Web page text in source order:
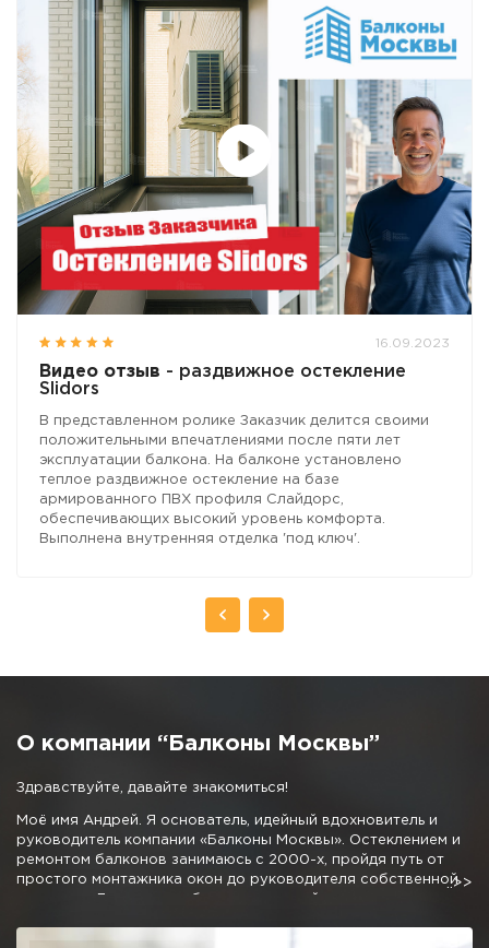
16.09.2023
Видео отзыв - раздвижное остекление
Slidors
В представленном ролике Заказчик делится своими
положительными впечатлениями после пяти лет
эксплуатации балкона. На балконе установлено
теплое раздвижное остекление на базе
армированного ПВХ профиля Слайдорс,
обеспечивающих высокий уровень комфорта.
Выполнена внутренняя отделка 'под ключ'.
О компании “Балконы Москвы”
Здравствуйте, давайте знакомиться!
Моё имя Андрей. Я основатель, идейный вдохновитель и
руководитель компании «Балконы Москвы». Остеклением и
ремонтом балконов занимаюсь с 2000-х, пройдя путь от
простого монтажника окон до руководителя собственной